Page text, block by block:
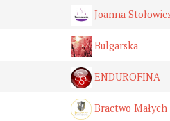
Joanna
Bulgarska
ENDUROFINA
Bractwo